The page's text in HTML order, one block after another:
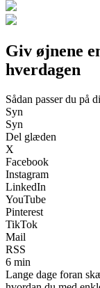
Giv øjnene
hverdagen
Sådan passer du på
Syn
Syn
Del glæden
X
Facebook
Instagram
LinkedIn
YouTube
Pinterest
TikTok
Mail
RSS
6 min
Lange dage foran